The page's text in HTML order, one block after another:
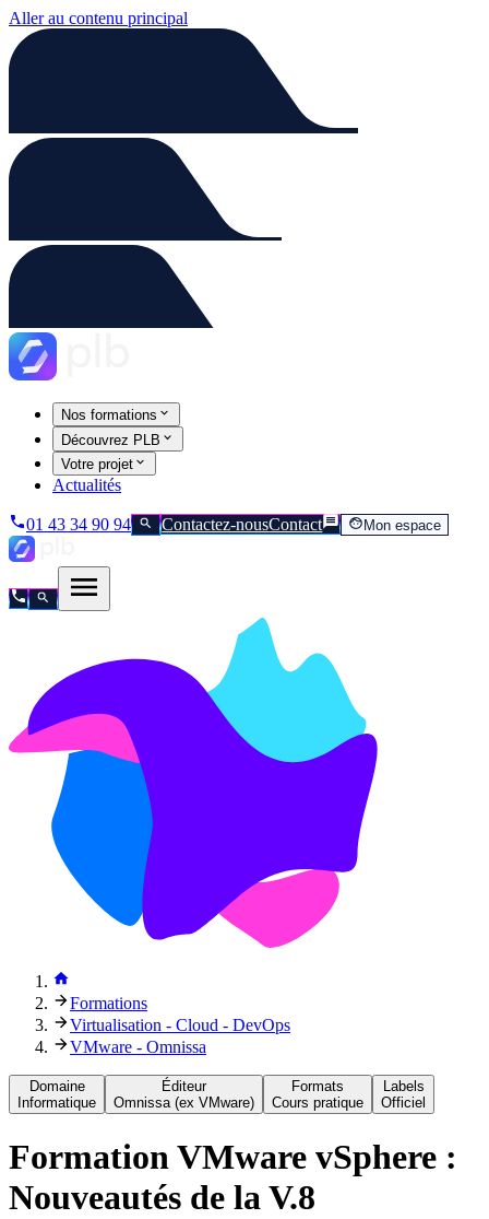
Aller au contenu principal
Nos formations
Découvrez PLB
Votre projet
Actualités
01 43 34 90 94 Contactez-nousContact Mon espace
Formations
Virtualisation - Cloud - DevOps
VMware - Omnissa
Domaine
Informatique
Éditeur
Omnissa (ex VMware)
Formats
Cours pratique
Labels
Officiel
Formation VMware vSphere :
Nouveautés de la V.8